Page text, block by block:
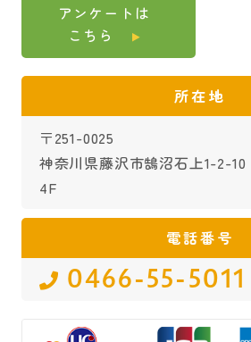
アンケートは
こちら
所在地
〒251-0025
神奈川県藤沢市鵠沼石上1-2-10
4F
電話番号
0466-55-5011